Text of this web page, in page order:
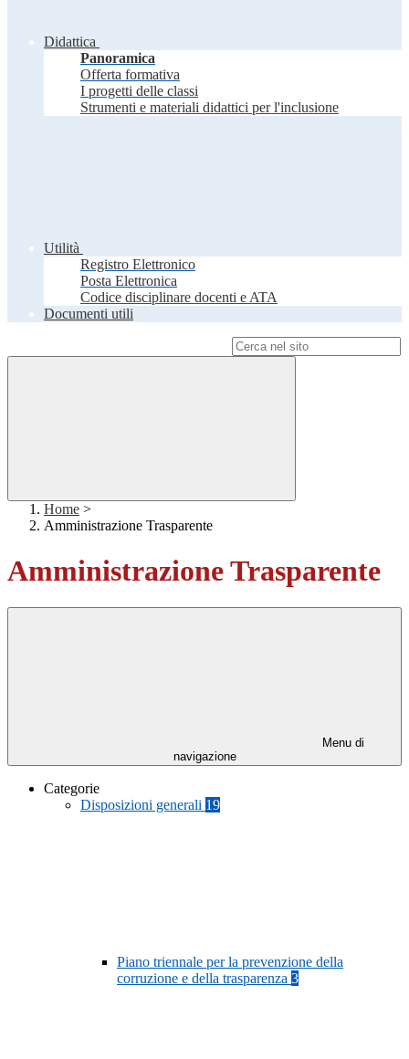
Didattica
Panoramica
Offerta formativa
I progetti delle classi
Strumenti e materiali didattici per l'inclusione
Utilità
Registro Elettronico
Posta Elettronica
Codice disciplinare docenti e ATA
Documenti utili
Home >
Amministrazione Trasparente
Amministrazione Trasparente
Menu di
navigazione
Categorie
Disposizioni generali 19
Piano triennale per la prevenzione della
corruzione e della trasparenza 3